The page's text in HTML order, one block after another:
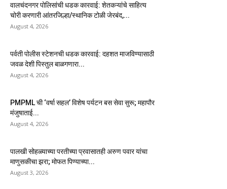
वालचंदनगर पोलिसांची धडक कारवाई: शेतकऱ्यांचे साहित्य
चोरी करणारी आंतरजिल्हा/स्थानिक टोळी जेरबंद,...
August 4, 2026
पर्वती पोलीस स्टेशनची धडक कारवाई: दहशत माजविण्यासाठी
जवळ देशी पिस्तुल बाळगणारा...
August 4, 2026
PMPML ची ‘वर्षा सहल’ विशेष पर्यटन बस सेवा सुरू; महापौर
मंजुषाताई...
August 4, 2026
पालखी सोहळ्याच्या परतीच्या प्रवासातही अरुण पवार यांचा
माणुसकीचा झरा; मोफत पिण्याच्या...
August 3, 2026